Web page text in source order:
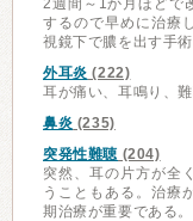
2週間～1か月ほどで
するので早めに治療
視鏡下で膿を出す手術
外耳炎 (222)
耳が痛い、耳鳴り、
鼻炎 (235)
突発性難聴 (204)
突然、耳の片方が全
うこともある。治療
期治療が重要である。